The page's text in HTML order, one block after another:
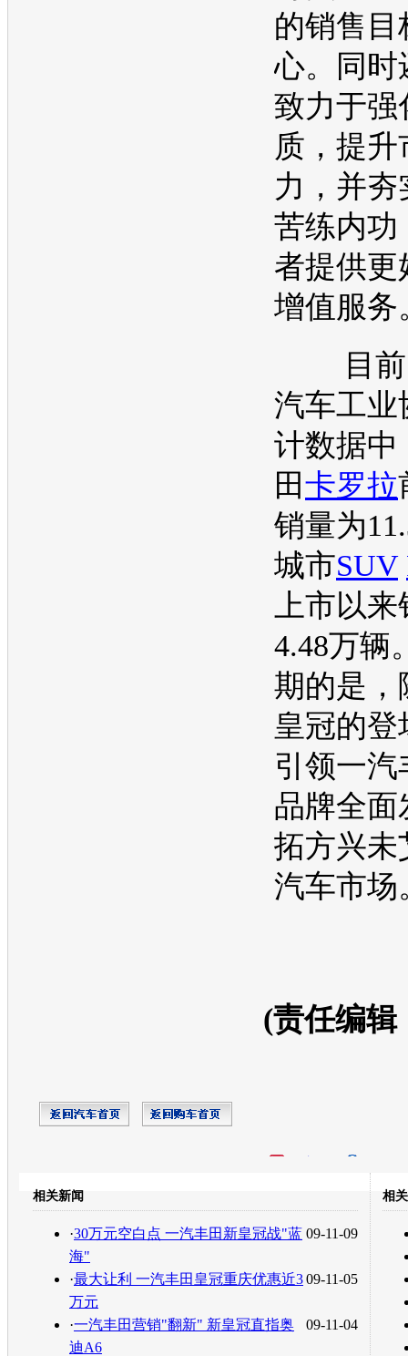
的销售目
心。同时
致力于强
质，提
力，并
苦练内功
者提供更
增值服务
目前
汽车工业
计数据中
田卡罗拉
销量为
城市SUV
上市以
4.48万辆
期的是，
皇冠的登
引领一汽
品牌全面
拓方兴未
汽车市场
(责任编辑
转发至：
相关新闻
09-11-09
·30万元空白点 一汽丰田新皇冠战"蓝
海"
09-11-05
·最大让利 一汽丰田皇冠重庆优惠近3
万元
09-11-04
·一汽丰田营销"翻新" 新皇冠直指奥
迪A6
相